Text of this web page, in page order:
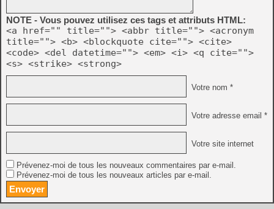
NOTE - Vous pouvez utilisez ces tags et attributs HTML:
<a href="" title=""> <abbr title=""> <acronym
title=""> <b> <blockquote cite=""> <cite>
<code> <del datetime=""> <em> <i> <q cite="">
<s> <strike> <strong>
Votre nom *
Votre adresse email *
Votre site internet
Prévenez-moi de tous les nouveaux commentaires par e-mail.
Prévenez-moi de tous les nouveaux articles par e-mail.